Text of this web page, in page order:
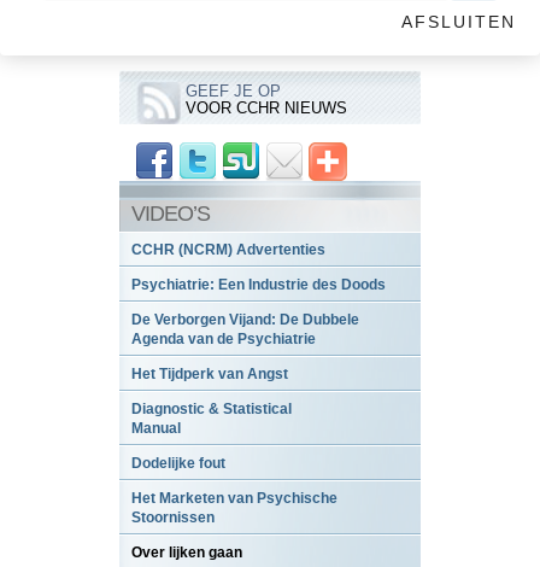
“Bij”werkingen
GEEF JE OP
VOOR CCHR NIEUWS
VIDEO’S
CCHR (NCRM) Advertenties
Psychiatrie: Een Industrie des Doods
De Verborgen Vijand: De Dubbele
Agenda van de Psychiatrie
Het Tijdperk van Angst
Diagnostic & Statistical
Manual
Dodelijke fout
Het Marketen van Psychische
Stoornissen
Over lijken gaan
AFSLUITEN